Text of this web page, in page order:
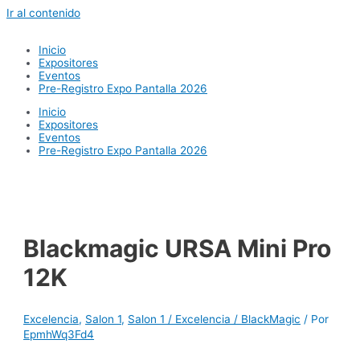
Ir al contenido
Inicio
Expositores
Eventos
Pre-Registro Expo Pantalla 2026
Inicio
Expositores
Eventos
Pre-Registro Expo Pantalla 2026
Blackmagic URSA Mini Pro
12K
Excelencia, Salon 1, Salon 1 / Excelencia / BlackMagic / Por
EpmhWq3Fd4